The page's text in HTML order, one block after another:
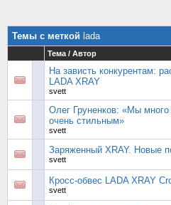
Темы с меткой lada
Тема / Автор
На зависть конкурентам:
LADA XRAY
svett
Олег Груненков: «Мы
очень стильным»
svett
Заряженный XRAY. Новые
svett
Кросс-обвес LADA XRAY
svett